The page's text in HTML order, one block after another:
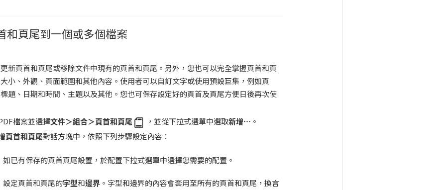
和頁尾到一個或多個檔案
新頁首和頁尾或移除文件中現有的頁首和頁尾。另外，您也可以完全掌握頁首和頁
小、外觀、頁面範圍和其他內容。使用者可以自訂文字或使用預設巨集，例如頁
題、日期和時間、主題以及其他。您也可保存設定好的頁首及頁尾方便日後再次使
檔案並選擇文件＞組合＞頁首和頁尾 ，並從下拉式選單中選取新增… 。
頁首和頁尾對話方塊中，依照下列步驟設定內容：
如已有保存的頁首頁尾設置，於配置下拉式選單中選擇您需要的配置。
設定頁首和頁尾的字型和邊界。字型和邊界的內容會套用至所有的頁首和頁尾，換言